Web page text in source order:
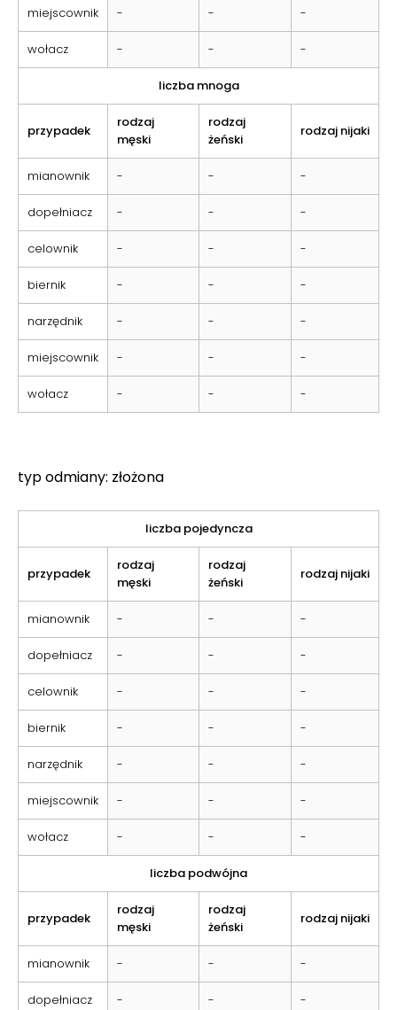
miejscownik - - -
wołacz - - -
liczba mnoga
przypadek
rodzaj
męski
rodzaj
żeński
rodzaj nijaki
mianownik - - -
dopełniacz - - -
celownik - - -
biernik - - -
narzędnik - - -
miejscownik - - -
wołacz - - -
typ odmiany: złożona
liczba pojedyncza
przypadek
rodzaj
męski
rodzaj
żeński
rodzaj nijaki
mianownik - - -
dopełniacz - - -
celownik - - -
biernik - - -
narzędnik - - -
miejscownik - - -
wołacz - - -
liczba podwójna
przypadek
rodzaj
męski
rodzaj
żeński
rodzaj nijaki
mianownik - - -
dopełniacz - - -